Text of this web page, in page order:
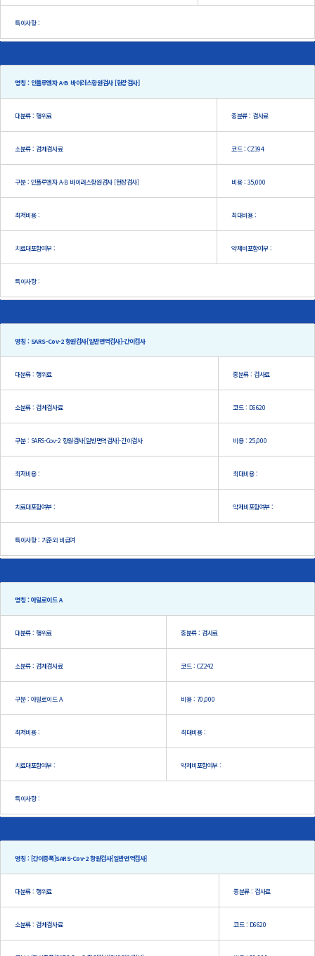
특이사항 :
명칭 : 인플루엔자 A·B 바이러스항원검사 [현장검사]
대분류 : 행위료 중분류 : 검사료
소분류 : 검체검사료 코드 : CZ394
구분 : 인플루엔자 A·B 바이러스항원검사 [현장검사] 비용 : 35,000
최저비용 : 최대비용 :
치료대포함여부 : 약제비포함여부 :
특이사항 :
명칭 : SARS-Cov-2 항원검사[일반면역검사]-간이검사
대분류 : 행위료 중분류 : 검사료
소분류 : 검체검사료 코드 : D6620
구분 : SARS-Cov-2 항원검사[일반면역검사]-간이검사 비용 : 25,000
최저비용 : 최대비용 :
치료대포함여부 : 약제비포함여부 :
특이사항 : 기준외 비급여
명칭 : 아밀로이드 A
대분류 : 행위료 중분류 : 검사료
소분류 : 검체검사료 코드 : CZ242
구분 : 아밀로이드 A 비용 : 70,000
최저비용 : 최대비용 :
치료대포함여부 : 약제비포함여부 :
특이사항 :
명칭 : [간이증폭]SARS-Cov-2 항원검사[일반면역검사]
대분류 : 행위료 중분류 : 검사료
소분류 : 검체검사료 코드 : D6620